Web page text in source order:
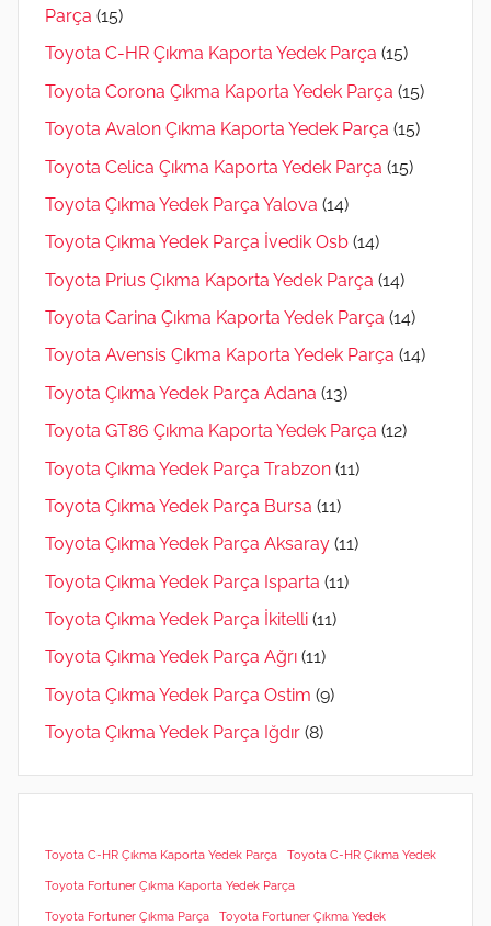
Parça (15)
Toyota C-HR Çıkma Kaporta Yedek Parça (15)
Toyota Corona Çıkma Kaporta Yedek Parça (15)
Toyota Avalon Çıkma Kaporta Yedek Parça (15)
Toyota Celica Çıkma Kaporta Yedek Parça (15)
Toyota Çıkma Yedek Parça Yalova (14)
Toyota Çıkma Yedek Parça İvedik Osb (14)
Toyota Prius Çıkma Kaporta Yedek Parça (14)
Toyota Carina Çıkma Kaporta Yedek Parça (14)
Toyota Avensis Çıkma Kaporta Yedek Parça (14)
Toyota Çıkma Yedek Parça Adana (13)
Toyota GT86 Çıkma Kaporta Yedek Parça (12)
Toyota Çıkma Yedek Parça Trabzon (11)
Toyota Çıkma Yedek Parça Bursa (11)
Toyota Çıkma Yedek Parça Aksaray (11)
Toyota Çıkma Yedek Parça Isparta (11)
Toyota Çıkma Yedek Parça İkitelli (11)
Toyota Çıkma Yedek Parça Ağrı (11)
Toyota Çıkma Yedek Parça Ostim (9)
Toyota Çıkma Yedek Parça Iğdır (8)
Toyota C-HR Çıkma Kaporta Yedek Parça Toyota C-HR Çıkma Yedek
Toyota Fortuner Çıkma Kaporta Yedek Parça
Toyota Fortuner Çıkma Parça Toyota Fortuner Çıkma Yedek